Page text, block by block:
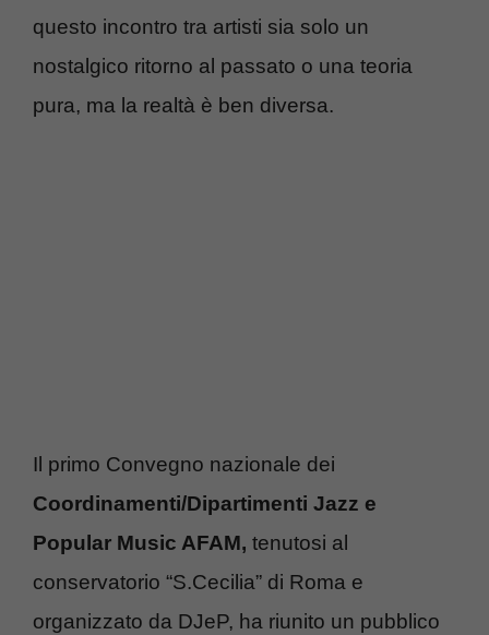
questo incontro tra artisti sia solo un
nostalgico ritorno al passato o una teoria
pura, ma la realtà è ben diversa.
Il primo Convegno nazionale dei
Coordinamenti/Dipartimenti Jazz e
Popular Music AFAM, tenutosi al
conservatorio “S.Cecilia” di Roma e
organizzato da DJeP, ha riunito un pubblico